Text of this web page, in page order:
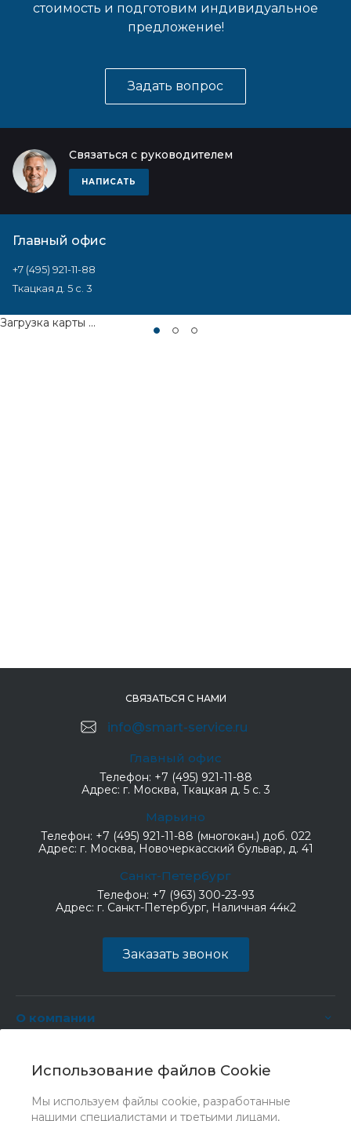
Использование файлов Cookie
Мы используем файлы cookie, разработанные
нашими специалистами и третьими лицами,
стоимость и подготовим индивидуальное
предложение!
Задать вопрос
Связаться с руководителем
НАПИСАТЬ
Главный офис
+7 (495) 921-11-88
Ткацкая д. 5 с. 3
Загрузка карты ...
СВЯЗАТЬСЯ С НАМИ
info@smart-service.ru
Главный офис
Телефон: +7 (495) 921-11-88
Адрес: г. Москва, Ткацкая д. 5 с. 3
Марьино
Телефон: +7 (495) 921-11-88 (многокан.) доб. 022
Адрес: г. Москва, Новочеркасский бульвар, д. 41
Санкт-Петербург
Телефон: +7 (963) 300-23-93
Адрес: г. Санкт-Петербург, Наличная 44к2
Заказать звонок
О компании
Услуги